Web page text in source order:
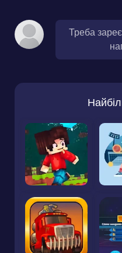
Треба